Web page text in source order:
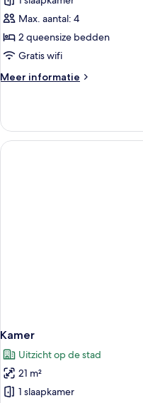
Max. aantal: 4
2 queensize bedden
Gratis wifi
Meer informatie
Meer
2
queensize
bedden
Kamer
Uitzicht op de stad
21 m²
1 slaapkamer